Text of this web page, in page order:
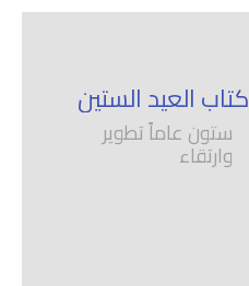
كتاب العيد الستين
ستون عاماً تطوير
وارتقاء